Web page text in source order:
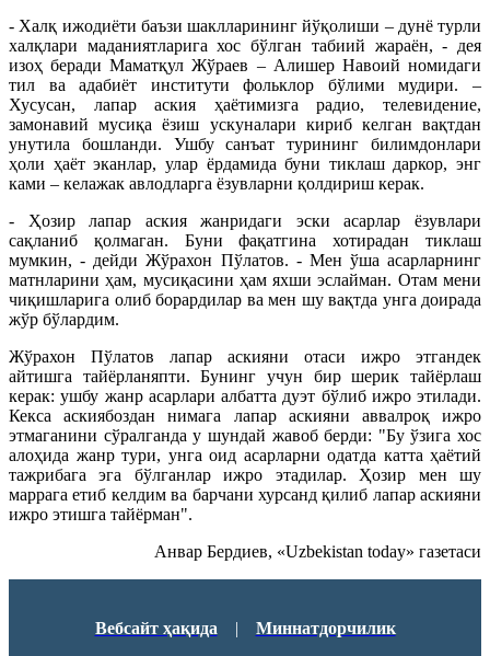
- Халқ ижодиёти баъзи шаклларининг йўқолиши – дунё турли
халқлари маданиятларига хос бўлган табиий жараён, - дея
изоҳ беради Маматқул Жўраев – Алишер Навоий номидаги
тил ва адабиёт институти фольклор бўлими мудири. –
Хусусан, лапар аския ҳаётимизга радио, телевидение,
замонавий мусиқа ёзиш ускуналари кириб келган вақтдан
унутила бошланди. Ушбу санъат турининг билимдонлари
ҳоли ҳаёт эканлар, улар ёрдамида буни тиклаш даркор, энг
ками – келажак авлодларга ёзувларни қолдириш керак.
- Ҳозир лапар аския жанридаги эски асарлар ёзувлари
сақланиб қолмаган. Буни фақатгина хотирадан тиклаш
мумкин, - дейди Жўрахон Пўлатов. - Мен ўша асарларнинг
матнларини ҳам, мусиқасини ҳам яхши эслайман. Отам мени
чиқишларига олиб борардилар ва мен шу вақтда унга доирада
жўр бўлардим.
Жўрахон Пўлатов лапар аскияни отаси ижро этгандек
айтишга тайёрланяпти. Бунинг учун бир шерик тайёрлаш
керак: ушбу жанр асарлари албатта дуэт бўлиб ижро этилади.
Кекса аскиябоздан нимага лапар аскияни аввалроқ ижро
этмаганини сўралганда у шундай жавоб берди: "Бу ўзига хос
алоҳида жанр тури, унга оид асарларни одатда катта ҳаётий
тажрибага эга бўлганлар ижро этадилар. Ҳозир мен шу
маррага етиб келдим ва барчани хурсанд қилиб лапар аскияни
ижро этишга тайёрман".
Анвар Бердиев, «Uzbekistan today» газетаси
Вебсайт ҳақида | Миннатдорчилик